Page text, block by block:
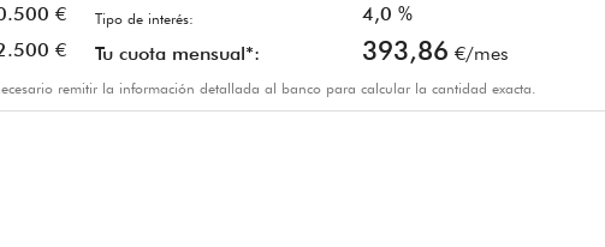
€
€
Tipo de interés: 4,0 %
Tu cuota mensual*:
393,86 €/mes
remitir la información detallada al banco para calcular la cantidad exacta.